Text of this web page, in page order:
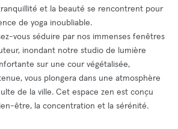
et la beauté se rencontrent pour
de yoga inoubliable.
vous séduire par nos immenses fenêtres
inondant notre studio de lumière
sur une cour végétalisée,
vous plongera dans une atmosphère
de la ville. Cet espace zen est conçu
être, la concentration et la sérénité.